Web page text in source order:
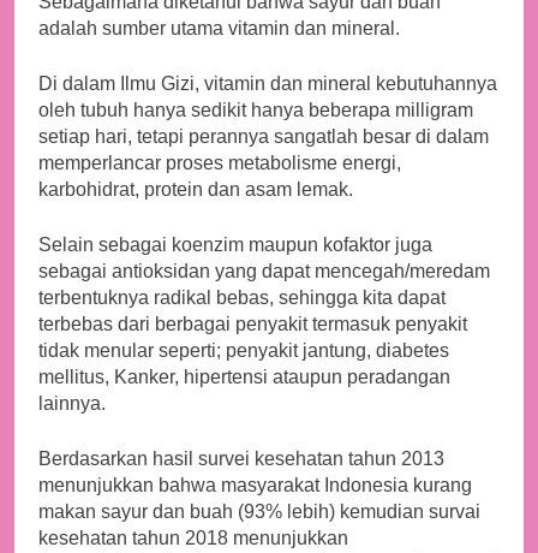
adalah sumber utama vitamin dan mineral.
Di dalam Ilmu Gizi, vitamin dan mineral kebutuhannya
oleh tubuh hanya sedikit hanya beberapa milligram
setiap hari, tetapi perannya sangatlah besar di dalam
memperlancar proses metabolisme energi,
karbohidrat, protein dan asam lemak.
Selain sebagai koenzim maupun kofaktor juga
sebagai antioksidan yang dapat mencegah/meredam
terbentuknya radikal bebas, sehingga kita dapat
terbebas dari berbagai penyakit termasuk penyakit
tidak menular seperti; penyakit jantung, diabetes
mellitus, Kanker, hipertensi ataupun peradangan
lainnya.
Berdasarkan hasil survei kesehatan tahun 2013
menunjukkan bahwa masyarakat Indonesia kurang
makan sayur dan buah (93% lebih) kemudian survai
kesehatan tahun 2018 menunjukkan